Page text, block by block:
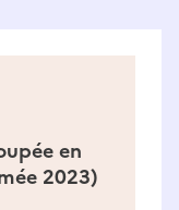
en
2023)